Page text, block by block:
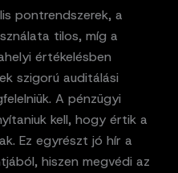
pontrendszerek, a
tilos, míg a
értékelésben
szigorú auditálási
A pénzügyi
kell, hogy értik a
Ez egyrészt jó hír a
hiszen megvédi az